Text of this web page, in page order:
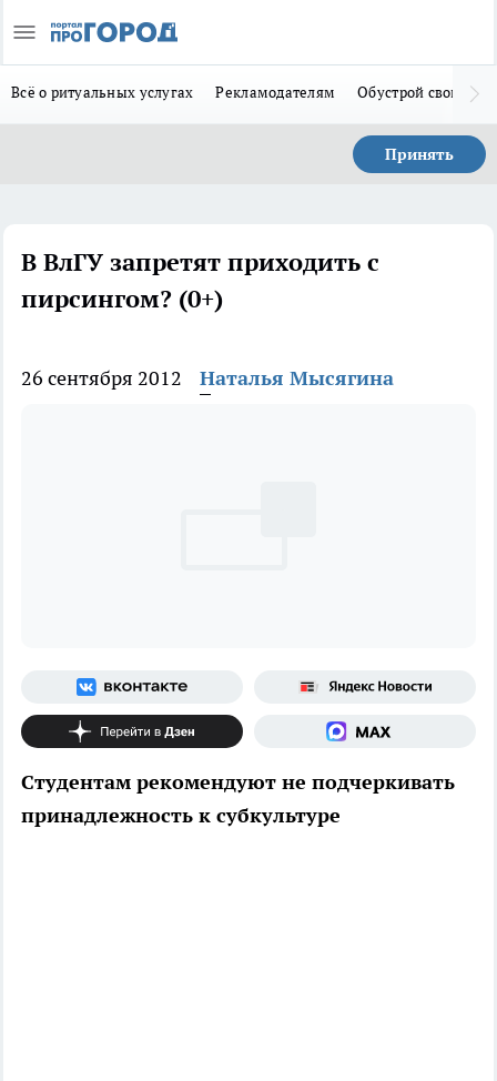
Всё о ритуальных услугах Рекламодателям Обустрой свой дом
Принять
В ВлГУ запретят приходить с
пирсингом? (0+)
26 сентября 2012 Наталья Мысягина
Студентам рекомендуют не подчеркивать
принадлежность к субкультуре